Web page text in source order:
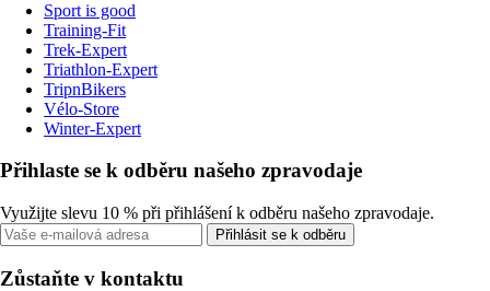
Sport is good
Training-Fit
Trek-Expert
Triathlon-Expert
TripnBikers
Vélo-Store
Winter-Expert
Přihlaste se k odběru našeho zpravodaje
Využijte slevu 10 % při přihlášení k odběru našeho zpravodaje.
Přihlásit se k odběru
Zůstaňte v kontaktu